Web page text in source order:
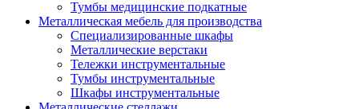
Тумбы медицинские подкатные
Металлическая мебель для производства
Cпециализированные шкафы
Металлические верстаки
Тележки инструментальные
Тумбы инструментальные
Шкафы инструментальные